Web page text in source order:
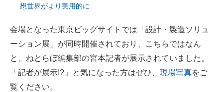
想世界がより実用的に
会場となった東京ビッグサイトでは「設計・製造ソリュ
ーション展」が同時開催されており、こちらではなん
と、ねとらぼ編集部の宮本記者が展示されていました。
「記者が展示!?」と気になった方はぜひ、 現場写真をご
覧ください。